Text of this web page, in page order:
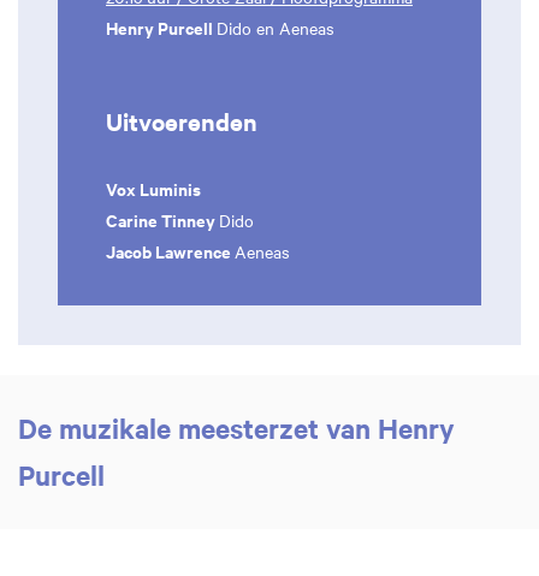
Henry Purcell Dido en Aeneas
Uitvoerenden
Vox Luminis
Carine Tinney Dido
Jacob Lawrence Aeneas
De muzikale meesterzet van Henry
Purcell